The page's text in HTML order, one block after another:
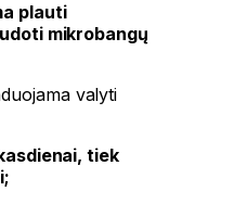
plauti
mikrobangų
valyti
tiek